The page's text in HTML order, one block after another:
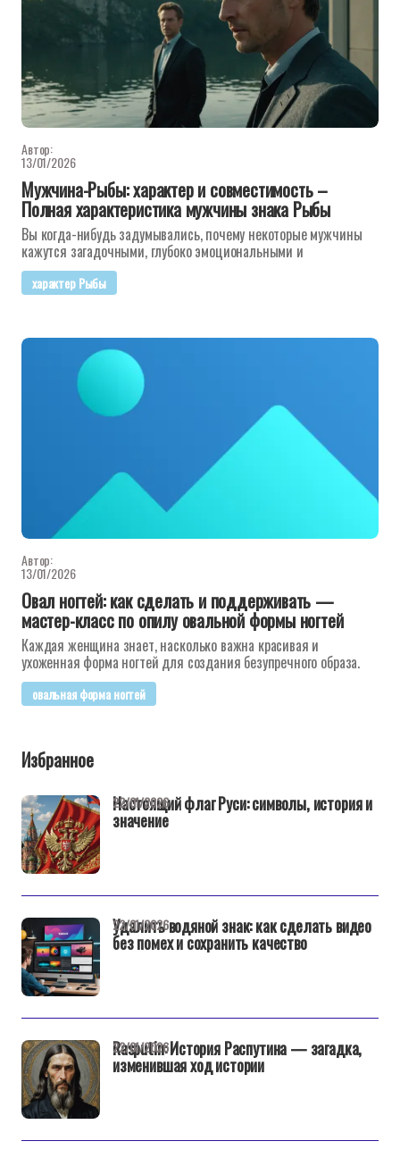
Автор:
13/01/2026
Мужчина-Рыбы: характер и совместимость –
Полная характеристика мужчины знака Рыбы
Вы когда-нибудь задумывались, почему некоторые мужчины
кажутся загадочными, глубоко эмоциональными и
характер Рыбы
Автор:
13/01/2026
Овал ногтей: как сделать и поддерживать —
мастер-класс по опилу овальной формы ногтей
Каждая женщина знает, насколько важна красивая и
ухоженная форма ногтей для создания безупречного образа.
овальная форма ногтей
Избранное
Настоящий флаг Руси: символы, история и
значение
22/01/2026
Удалить водяной знак: как сделать видео
без помех и сохранить качество
22/01/2026
Rasputin: История Распутина — загадка,
изменившая ход истории
22/01/2026